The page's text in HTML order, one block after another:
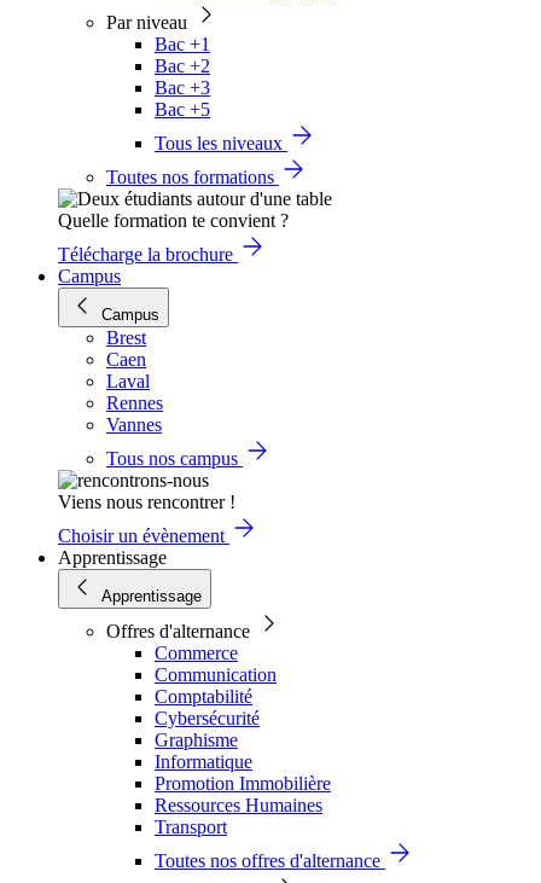
Par niveau
Bac +1
Bac +2
Bac +3
Bac +5
Tous les niveaux
Toutes nos formations
Quelle formation te convient ?
Télécharge la brochure
Campus
Campus
Brest
Caen
Laval
Rennes
Vannes
Tous nos campus
Viens nous rencontrer !
Choisir un évènement
Apprentissage
Apprentissage
Offres d'alternance
Commerce
Communication
Comptabilité
Cybersécurité
Graphisme
Informatique
Promotion Immobilière
Ressources Humaines
Transport
Toutes nos offres d'alternance